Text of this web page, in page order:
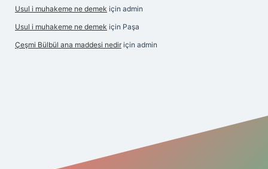
Usul i muhakeme ne demek için admin
Usul i muhakeme ne demek için Paşa
Çeşmi Bülbül ana maddesi nedir için admin